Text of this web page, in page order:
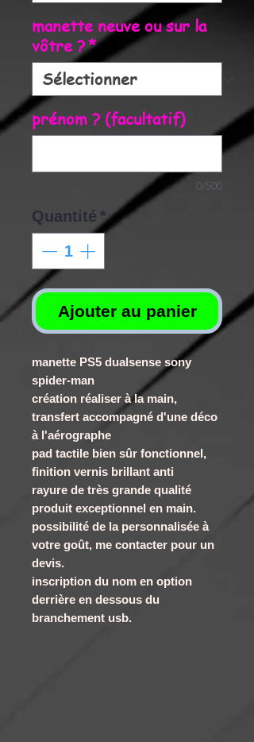
manette neuve ou sur la
vôtre ?*
prénom ? (facultatif)
0/500
Quantité *
Ajouter au panier
manette PS5 dualsense sony
spider-man
création réaliser à la main,
transfert accompagné d'une déco
à l'aérographe
pad tactile bien sûr fonctionnel,
finition vernis brillant anti
rayure de très grande qualité
produit exceptionnel en main.
possibilité de la personnalisée à
votre goût, me contacter pour un
devis.
inscription du nom en option
derrière en dessous du
branchement usb.